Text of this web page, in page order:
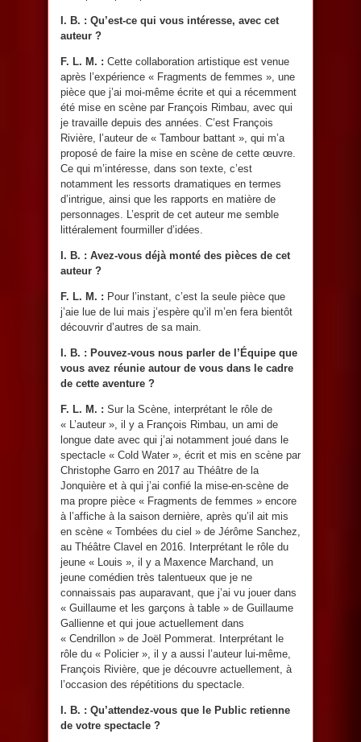
I. B. : Qu’est-ce qui vous intéresse, avec cet
auteur ?
F. L. M. : Cette collaboration artistique est venue
après l’expérience « Fragments de femmes », une
pièce que j’ai moi-même écrite et qui a récemment
été mise en scène par François Rimbau, avec qui
je travaille depuis des années. C’est François
Rivière, l’auteur de « Tambour battant », qui m’a
proposé de faire la mise en scène de cette œuvre.
Ce qui m’intéresse, dans son texte, c’est
notamment les ressorts dramatiques en termes
d’intrigue, ainsi que les rapports en matière de
personnages. L’esprit de cet auteur me semble
littéralement fourmiller d’idées.
I. B. : Avez-vous déjà monté des pièces de cet
auteur ?
F. L. M. : Pour l’instant, c’est la seule pièce que
j’aie lue de lui mais j’espère qu’il m’en fera bientôt
découvrir d’autres de sa main.
I. B. : Pouvez-vous nous parler de l’Équipe que
vous avez réunie autour de vous dans le cadre
de cette aventure ?
F. L. M. : Sur la Scène, interprétant le rôle de
« L’auteur », il y a François Rimbau, un ami de
longue date avec qui j’ai notamment joué dans le
spectacle « Cold Water », écrit et mis en scène par
Christophe Garro en 2017 au Théâtre de la
Jonquière et à qui j’ai confié la mise-en-scène de
ma propre pièce « Fragments de femmes » encore
à l’affiche à la saison dernière, après qu’il ait mis
en scène « Tombées du ciel » de Jérôme Sanchez,
au Théâtre Clavel en 2016. Interprétant le rôle du
jeune « Louis », il y a Maxence Marchand, un
jeune comédien très talentueux que je ne
connaissais pas auparavant, que j’ai vu jouer dans
« Guillaume et les garçons à table » de Guillaume
Gallienne et qui joue actuellement dans
« Cendrillon » de Joël Pommerat. Interprétant le
rôle du « Policier », il y a aussi l’auteur lui-même,
François Rivière, que je découvre actuellement, à
l’occasion des répétitions du spectacle.
I. B. : Qu’attendez-vous que le Public retienne
de votre spectacle ?